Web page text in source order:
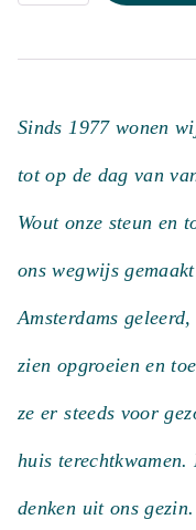
regeert
eigen
Sinds 1977 wonen
tot op de dag van
Wout onze steun en
ons wegwijs
Amsterdams
zien opgroeien en
ze er steeds voor
huis
denken uit ons gezin.